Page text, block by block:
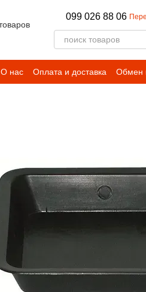
099 026 88 06
О нас Оплата и доставка Обмен
Отзывы о магазине